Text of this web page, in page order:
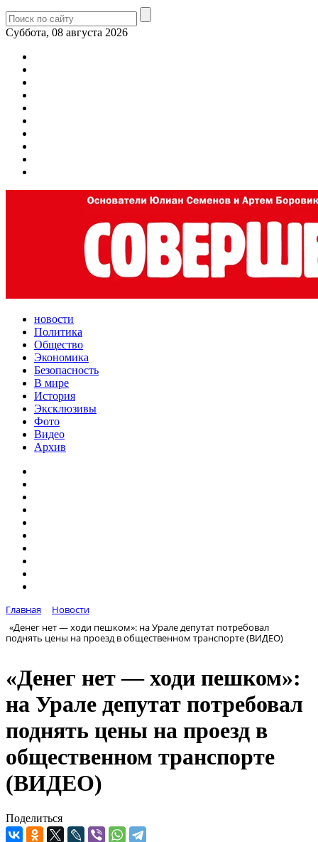
Суббота, 08 августа 2026
новости
Политика
Общество
Экономика
Безопасность
В мире
История
Эксклюзивы
Фото
Видео
Архив
Главная
Новости
«Денег нет — ходи пешком»: на Урале депутат потребовал
поднять цены на проезд в общественном транспорте (ВИДЕО)
«Денег нет — ходи пешком»:
на Урале депутат потребовал
поднять цены на проезд в
общественном транспорте
(ВИДЕО)
Поделиться